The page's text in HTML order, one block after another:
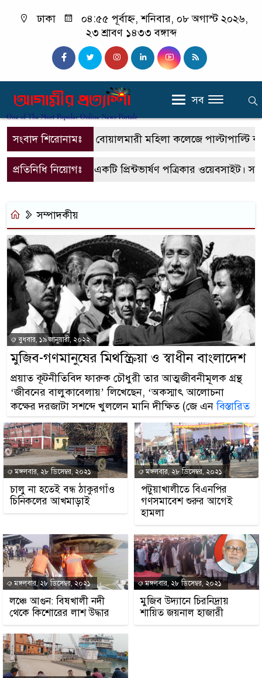
ঢাকা
০৪:৫৫ পূর্বাহ্ন, শনিবার, ০৮ অগাস্ট ২০২৬,
২৩ শ্রাবণ ১৪৩৩ বঙ্গাব্দ
সব
সংবাদ শিরোনামঃ বোয়ালমারী মহিলা কলেজে পাল্টাপাল্টি
প্রতিনিধি নিয়োগঃএটি একটি প্রিন্টভার্ষণ পত্রিকার ওয়েবসাইট।
সম্পাদকীয়
বুধবার, ১৯ জানুয়ারী, ২০২২
মুজিব-গণমানুষের মিথস্ক্রিয়া ও স্বাধীন বাংলাদেশ
প্রয়াত কূটনীতিবিদ ফারুক চৌধুরী তার আত্মজীবনীমূলক গ্রন্থ
‘জীবনের বালুকাবেলায়’ লিখেছেন, ‘অকস্মাৎ আলোচনা
কক্ষের দরজাটা সশব্দে খুললেন মানি দীক্ষিত (জে এনবিস্তারিত
মঙ্গলবার, ২৮ ডিসেম্বর, ২০২১
চালু না হতেই বন্ধ ঠাকুরগাঁও
চিনিকলের আখমাড়াই
মঙ্গলবার, ২৮ ডিসেম্বর, ২০২১
পটুয়াখালীতে বিএনপির
গণসমাবেশ শুরুর আগেই
হামলা
মঙ্গলবার, ২৮ ডিসেম্বর, ২০২১
লঞ্চে আগুন: বিষখালী নদী
থেকে কিশোরের লাশ উদ্ধার
মঙ্গলবার, ২৮ ডিসেম্বর, ২০২১
মুজিব উদ্যানে চিরনিদ্রায়
শায়িত জয়নাল হাজারী